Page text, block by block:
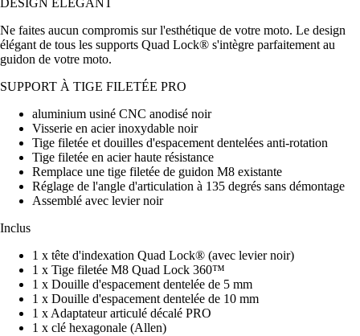
DESIGN ÉLÉGANT
Ne faites aucun compromis sur l'esthétique de votre moto. Le design
élégant de tous les supports Quad Lock® s'intègre parfaitement au
guidon de votre moto.
SUPPORT À TIGE FILETÉE PRO
aluminium usiné CNC anodisé noir
Visserie en acier inoxydable noir
Tige filetée et douilles d'espacement dentelées anti-rotation
Tige filetée en acier haute résistance
Remplace une tige filetée de guidon M8 existante
Réglage de l'angle d'articulation à 135 degrés sans démontage
Assemblé avec levier noir
Inclus
1 x tête d'indexation Quad Lock® (avec levier noir)
1 x Tige filetée M8 Quad Lock 360™
1 x Douille d'espacement dentelée de 5 mm
1 x Douille d'espacement dentelée de 10 mm
1 x Adaptateur articulé décalé PRO
1 x clé hexagonale (Allen)